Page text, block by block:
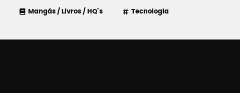
Mangás / Livros / HQ`s Tecnologia